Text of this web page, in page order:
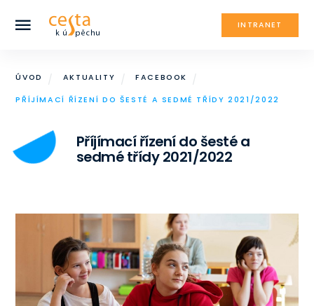
INTRANET
ÚVOD AKTUALITY FACEBOOK
PŘÍJÍMACÍ ŘÍZENÍ DO ŠESTÉ A SEDMÉ TŘÍDY 2021/2022
Příjímací řízení do šesté a
sedmé třídy 2021/2022